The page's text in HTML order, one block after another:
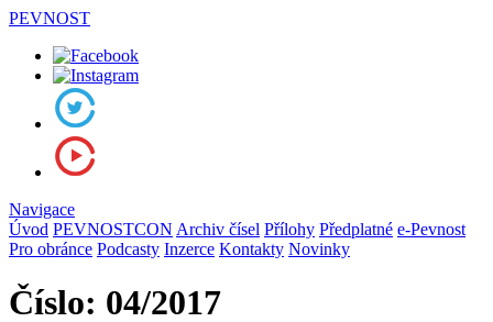
PEVNOST
Navigace
Úvod PEVNOSTCON Archiv čísel Přílohy Předplatné e-Pevnost
Pro obránce Podcasty Inzerce Kontakty Novinky
Číslo: 04/2017